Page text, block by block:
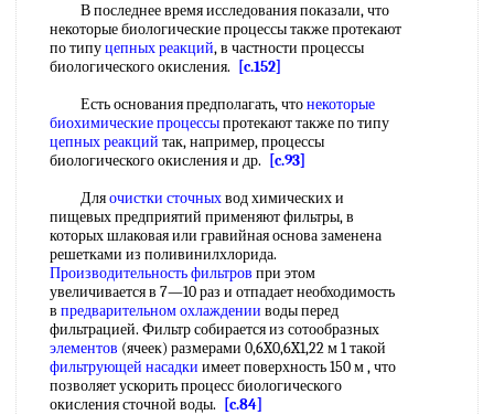
В последнее время исследования показали, что
некоторые биологические процессы также протекают
по типуцепных реакций, в частности процессы
биологического окисления.
[c.152]
Есть основания предполагать, чтонекоторые
биохимические процессыпротекают также по типу
цепных реакций так, например, процессы
биологического окисления и др.
[c.93]
Дляочистки сточныхвод химических и
пищевых предприятий применяют фильтры, в
которых шлаковая или гравийная основа заменена
решетками из поливинилхлорида.
Производительность фильтров при этом
увеличивается в 7—10 раз и отпадает необходимость
в предварительном охлаждении воды перед
фильтрацией. Фильтр собирается из сотообразных
элементов (ячеек) размерами 0,6X0,6X1,22 м 1 такой
фильтрующей насадки имеет поверхность 150 м , что
позволяет ускорить процесс биологического
окисления сточной воды.
[c.84]